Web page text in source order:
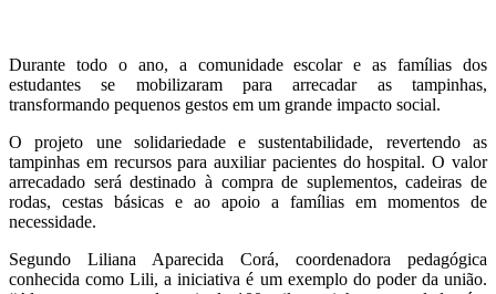
Durante todo o ano, a comunidade escolar e as famílias dos
estudantes se mobilizaram para arrecadar as tampinhas,
transformando pequenos gestos em um grande impacto social.
O projeto une solidariedade e sustentabilidade, revertendo as
tampinhas em recursos para auxiliar pacientes do hospital. O valor
arrecadado será destinado à compra de suplementos, cadeiras de
rodas, cestas básicas e ao apoio a famílias em momentos de
necessidade.
Segundo Liliana Aparecida Corá, coordenadora pedagógica
conhecida como Lili, a iniciativa é um exemplo do poder da união.